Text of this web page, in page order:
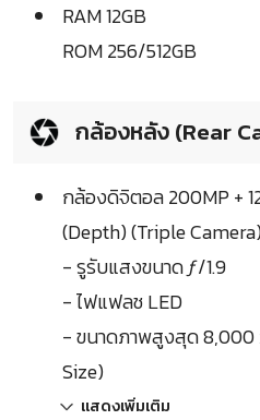
RAM 12GB
ROM 256/512GB
กล้องหลัง (Rear
กล้องดิจิตอล 200MP +
(Depth) (Triple Camera)
- รูรับแสงขนาด ƒ/1.9
- ไฟแฟลช LED
- ขนาดภาพสูงสุด 8,000
Size)
แสดงเพิ่มเติม